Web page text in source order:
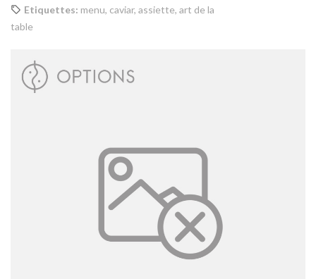
Etiquettes: menu, caviar, assiette, art de la
table